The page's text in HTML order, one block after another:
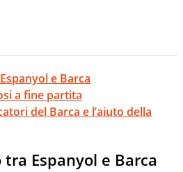
e Barca
a fine partita
del Barca e l’aiuto della
Espanyol e Barca